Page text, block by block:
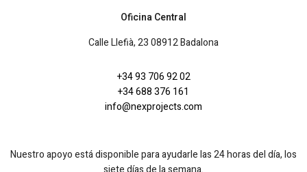
Oficina Central
Calle Llefià, 23 08912 Badalona
+34 93 706 92 02
+34 688 376 161
info@nexprojects.com
Nuestro apoyo está disponible para ayudarle las 24 horas del día, los